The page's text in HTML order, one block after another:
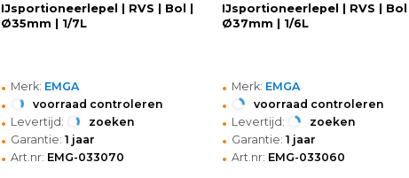
IJsportioneerlepel | RVS | Bol |
Ø35mm | 1/7L
• Merk: EMGA
• voorraad controleren
• Levertijd: zoeken
• Garantie: 1 jaar
• Art.nr: EMG-033070
IJsportioneerlepel | RVS | Bol |
Ø37mm | 1/6L
• Merk: EMGA
• voorraad controleren
• Levertijd: zoeken
• Garantie: 1 jaar
• Art.nr: EMG-033060